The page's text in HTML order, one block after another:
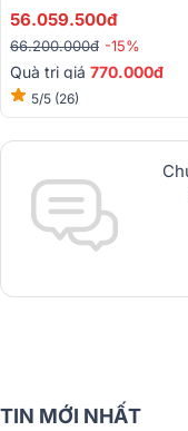
VM620A, BIK BPR-
56.059.500đ
66.200.000đ -15%
Quà trị giá 770.000đ
5/5 (26)
TIN MỚI NHẤT